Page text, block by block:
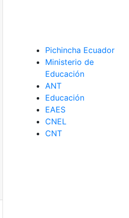
Pichincha Ecuador
Ministerio de
Educación
ANT
Educación
EAES
CNEL
CNT